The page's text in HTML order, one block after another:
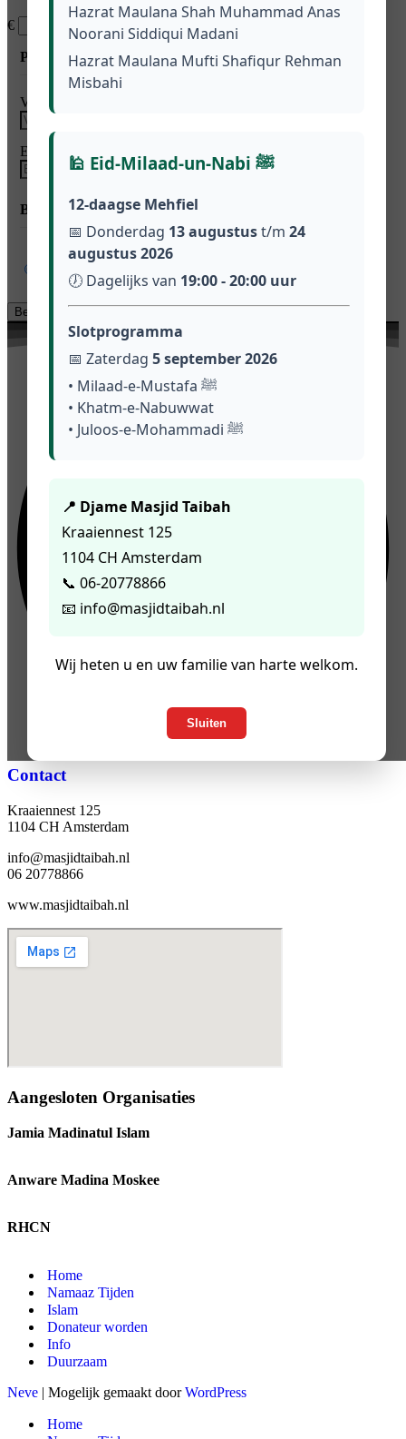
Hazrat Maulana Shah Muhammad Anas
Noorani Siddiqui Madani
Hazrat Maulana Mufti Shafiqur Rehman
Misbahi
🕌 Eid-Milaad-un-Nabi ﷺ
12-daagse Mehfiel
📅 Donderdag 13 augustust/m 24
augustus 2026
🕖 Dagelijks van 19:00 - 20:00 uur
Slotprogramma
📅 Zaterdag 5 september 2026
• Milaad-e-Mustafa ﷺ
• Khatm-e-Nabuwwat
• Juloos-e-Mohammadi ﷺ
📍 Djame Masjid Taibah
Kraaiennest 125
1104 CH Amsterdam
📞 06-20778866
📧 info@masjidtaibah.nl
Wij heten u en uw familie van harte welkom.
Sluiten
€
Persoonlijke informatie
Voornaam
E-mailadres
Betalingsinformatie
iDEAL | Wero
Contact
Kraaiennest 125
1104 CH Amsterdam
info@masjidtaibah.nl
06 20778866
www.masjidtaibah.nl
Aangesloten Organisaties
Jamia Madinatul Islam
Anware Madina Moskee
RHCN
Home
Namaaz Tijden
Islam
Donateur worden
Info
Duurzaam
Neve | Mogelijk gemaakt doorWordPress
Home